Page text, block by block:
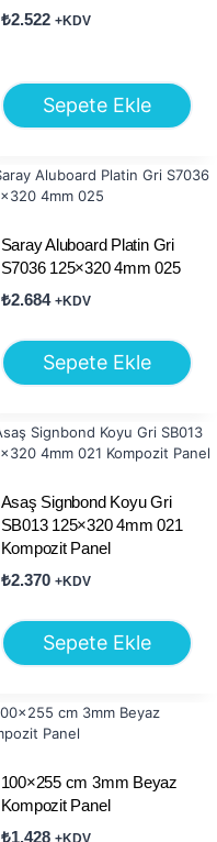
₺2.522 +KDV
Sepete Ekle
Saray Aluboard Platin Gri
S7036 125×320 4mm 025
₺2.684 +KDV
Sepete Ekle
Asaş Signbond Koyu Gri
SB013 125×320 4mm 021
Kompozit Panel
₺2.370 +KDV
Sepete Ekle
100×255 cm 3mm Beyaz
Kompozit Panel
₺1.428